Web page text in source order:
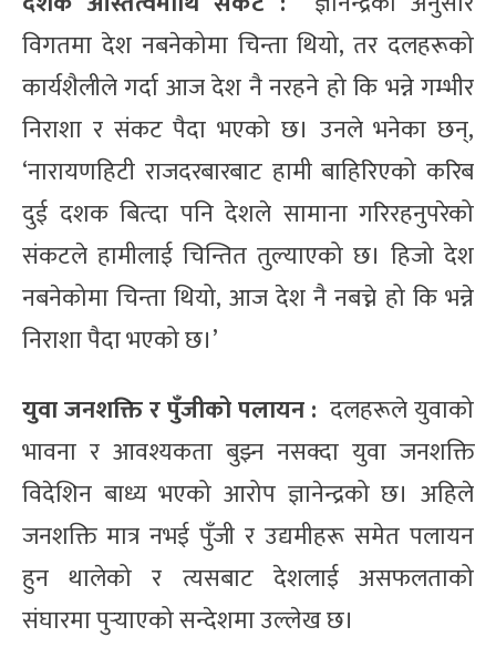
विगतमा देश नबनेकोमा चिन्ता थियो, तर दलहरूको
कार्यशैलीले गर्दा आज देश नै नरहने हो कि भन्ने गम्भीर
निराशा र संकट पैदा भएको छ। उनले भनेका छन्,
‘नारायणहिटी राजदरबारबाट हामी बाहिरिएको करिब
दुई दशक बित्दा पनि देशले सामाना गरिरहनुपरेको
संकटले हामीलाई चिन्तित तुल्याएको छ। हिजो देश
नबनेकोमा चिन्ता थियो, आज देश नै नबच्ने हो कि भन्ने
निराशा पैदा भएको छ।’
युवा जनशक्ति र पुँजीको पलायन : दलहरूले युवाको
भावना र आवश्यकता बुझ्न नसक्दा युवा जनशक्ति
विदेशिन बाध्य भएको आरोप ज्ञानेन्द्रको छ। अहिले
जनशक्ति मात्र नभई पुँजी र उद्यमीहरू समेत पलायन
हुन थालेको र त्यसबाट देशलाई असफलताको
संघारमा पुर्‍याएको सन्देशमा उल्लेख छ।